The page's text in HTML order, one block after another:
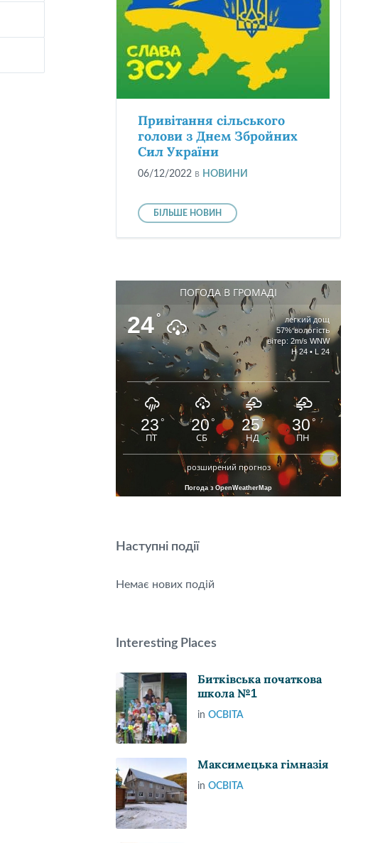
Привітання сільського
голови з Днем Збройних
Сил України
06/12/2022 в НОВИНИ
БІЛЬШЕ НОВИН
ПОГОДА В ГРОМАДІ
24°
легкий дощ
57% вологість
вітер: 2m/s WNW
H 24 • L 24
23 °
ПТ
20 °
СБ
25°
НД
30°
ПН
розширений прогноз
Погода з OpenWeatherMap
Наступні події
Немає нових подій
Interesting Places
Битківська початкова
школа №1
inОСВІТА
Максимецька гімназія
inОСВІТА